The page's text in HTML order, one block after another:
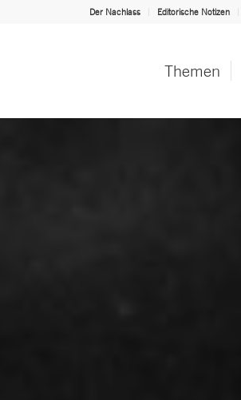
Der Nachlass Editorische Notizen
Themen